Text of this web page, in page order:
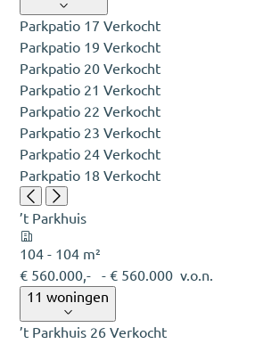
Parkpatio 17Verkocht
Parkpatio 19Verkocht
Parkpatio 20Verkocht
Parkpatio 21Verkocht
Parkpatio 22Verkocht
Parkpatio 23Verkocht
Parkpatio 24Verkocht
Parkpatio 18Verkocht
’t Parkhuis
104 - 104 m²
€ 560.000,-
- € 560.000 v.o.n.
11 woningen
’t Parkhuis 26Verkocht